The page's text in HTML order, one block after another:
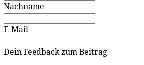
Nachname
E-Mail
Dein Feedback zum Beitrag